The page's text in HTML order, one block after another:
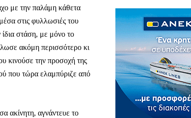
με την παλάμη κάθετα
στις φυλλωσιές του
στάση, με μόνο το
ακόμη περισσότερο κι
κινούσε την προσοχή της
που τώρα ελαμπύριζε από
ακίνητη, αγνάντευε το